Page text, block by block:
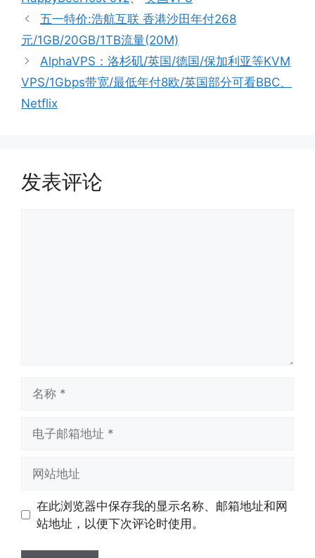
五一特价:浩航互联 香港沙田年付268
元/1GB/20GB/1TB流量(20M)
AlphaVPS：洛杉矶/英国/德国/保加利亚等KVM
VPS/1Gbps带宽/最低年付8欧/英国部分可看BBC、
Netflix
发表评论
址
址
在此浏览器中保存我的显示名称、邮箱地址和网
站地址，以便下次评论时使用。